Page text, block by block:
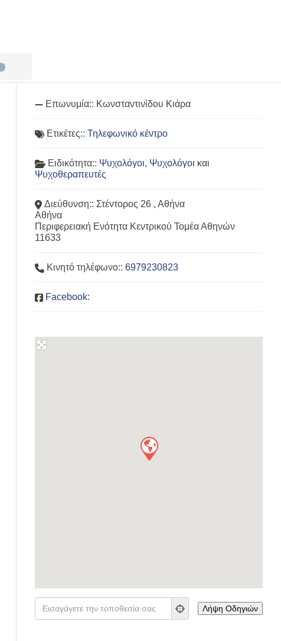
Επωνυμία:: Κωνσταντινίδου Κιάρα
Ετικέτες::Τηλεφωνικό κέντρο
Ειδικότητα:: Ψυχολόγοι, Ψυχολόγοι και
Ψυχοθεραπευτές
Διεύθυνση:: Στέντορος 26 , Αθήνα
Αθήνα
Περιφερειακή Ενότητα Κεντρικού Τομέα Αθηνών
11633
Κινητό τηλέφωνο::6979230823
Facebook: